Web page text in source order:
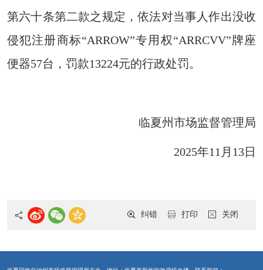
第六十条第二款之规定，依法对当事人作出没收
侵犯注册商标“ARROW”专用权“ARRCVV”牌座
便器57台，罚款13224元的行政处罚。
临夏州市场监督管理局
2025年11月13日
关闭
打印
纠错